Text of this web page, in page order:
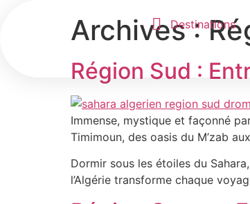
Destinations
Archives :
Région Sud :
Immense, mystique et façonné
Timimoun, des oasis du M’zab
Dormir sous les étoiles du
l’Algérie transforme chaque